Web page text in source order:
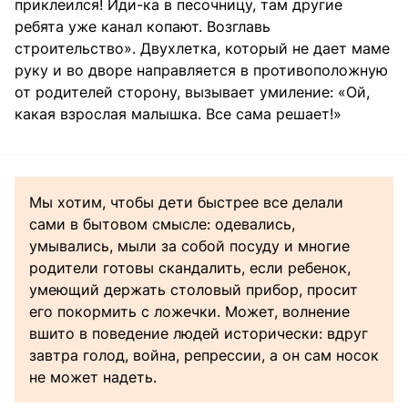
приклеился! Иди-ка в песочницу, там другие
ребята уже канал копают. Возглавь
строительство». Двухлетка, который не дает маме
руку и во дворе направляется в противоположную
от родителей сторону, вызывает умиление: «Ой,
какая взрослая малышка. Все сама решает!»
Мы хотим, чтобы дети быстрее все делали
сами в бытовом смысле: одевались,
умывались, мыли за собой посуду и многие
родители готовы скандалить, если ребенок,
умеющий держать столовый прибор, просит
его покормить с ложечки. Может, волнение
вшито в поведение людей исторически: вдруг
завтра голод, война, репрессии, а он сам носок
не может надеть.